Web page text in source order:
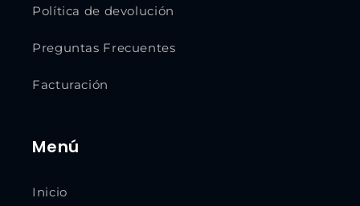
Política de devolución
Preguntas Frecuentes
Facturación
Menú
Inicio